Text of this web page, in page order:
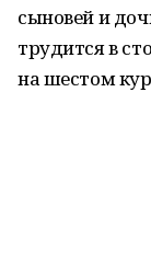
сыновей и
трудится в
на шестом